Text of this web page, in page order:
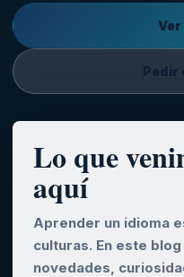
Lo que
aquí
Aprender un idioma
culturas. En este
novedades,